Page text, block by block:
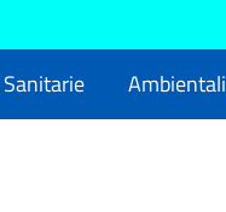
Sanitarie Ambientali